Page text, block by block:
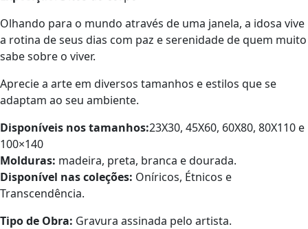
Olhando para o mundo através de uma janela, a idosa vive
a rotina de seus dias com paz e serenidade de quem muito
sabe sobre o viver.
Aprecie a arte em diversos tamanhos e estilos que se
adaptam ao seu ambiente.
Disponíveis nos tamanhos:23X30, 45X60, 60X80, 80X110 e
100×140
Molduras: madeira, preta, branca e dourada.
Disponível nas coleções: Oníricos, Étnicos e
Transcendência.
Tipo de Obra: Gravura assinada pelo artista.